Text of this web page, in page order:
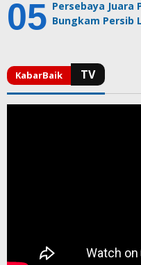
Persebaya Juara
Bungkam Persib